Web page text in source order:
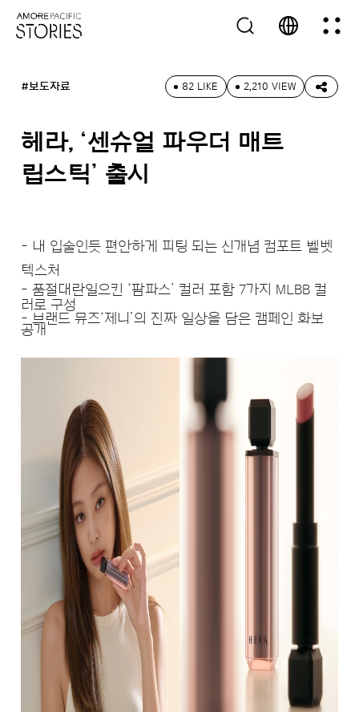
#보도자료 82 LIKE 2,210 VIEW
헤라, ‘센슈얼 파우더 매트
립스틱’ 출시
- 내 입술인듯 편안하게 피팅 되는 신개념 컴포트 벨벳
텍스처
- 품절대란일으킨 ‘팜파스’ 컬러 포함 7가지 MLBB 컬
러로 구성
- 브랜드 뮤즈‘제니’의 진짜 일상을 담은 캠페인 화보
공개